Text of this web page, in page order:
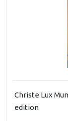
Christe Lux
edition